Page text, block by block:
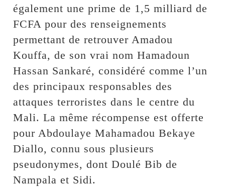
également une prime de 1,5 milliard de
FCFA pour des renseignements
permettant de retrouver Amadou
Kouffa, de son vrai nom Hamadoun
Hassan Sankaré, considéré comme l’un
des principaux responsables des
attaques terroristes dans le centre du
Mali. La même récompense est offerte
pour Abdoulaye Mahamadou Bekaye
Diallo, connu sous plusieurs
pseudonymes, dont Doulé Bib de
Nampala et Sidi.